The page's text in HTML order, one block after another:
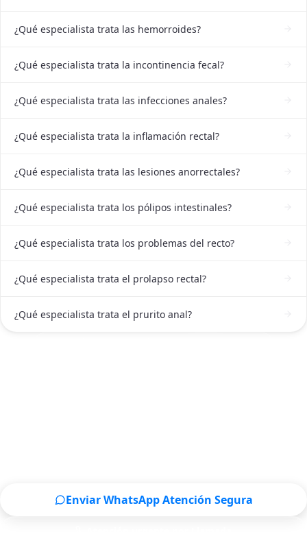
¿Qué especialista trata las hemorroides?
¿Qué especialista trata la incontinencia fecal?
¿Qué especialista trata las infecciones anales?
¿Qué especialista trata la inflamación rectal?
¿Qué especialista trata las lesiones anorrectales?
¿Qué especialista trata los pólipos intestinales?
¿Qué especialista trata los problemas del recto?
¿Qué especialista trata el prolapso rectal?
¿Qué especialista trata el prurito anal?
Enviar WhatsApp Atención Segura